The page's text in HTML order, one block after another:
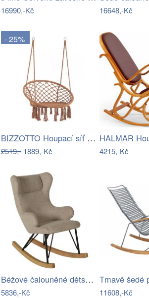
16990,-Kč 16648,-Kč
- 25%
BIZZOTTO Houpací síť BANG oranžová
2519,- 1889,-Kč 4215,-Kč
Béžové čalouněné dětské houpací křeslo…
5836,-Kč 11608,-Kč